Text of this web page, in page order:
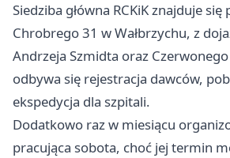
Siedziba główna RCKiK znajduje się
Chrobrego 31 w Wałbrzychu, z
Andrzeja Szmidta oraz
odbywa się rejestracja dawców,
ekspedycja dla szpitali.
Dodatkowo raz w miesiącu
pracująca sobota, choć jej termin